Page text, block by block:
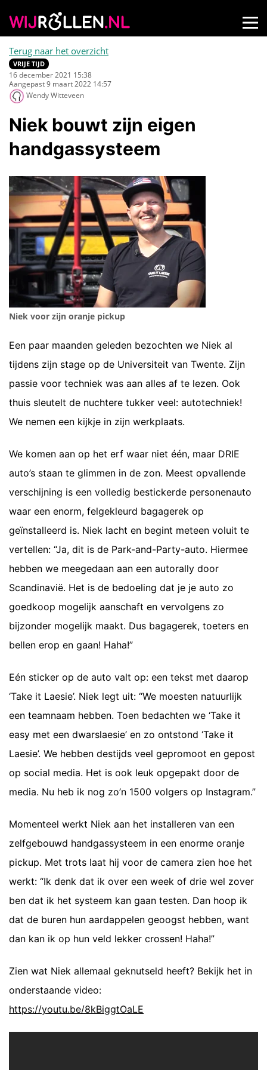
Terug naar het overzicht
VRIJE TIJD
16 december 2021 15:38
Aangepast 9 maart 2022 14:57
Wendy Witteveen
Niek bouwt zijn eigen
handgassysteem
Niek voor zijn oranje pickup
Een paar maanden geleden bezochten we Niek al
tijdens zijn stage op de Universiteit van Twente. Zijn
passie voor techniek was aan alles af te lezen. Ook
thuis sleutelt de nuchtere tukker veel: autotechniek!
We nemen een kijkje in zijn werkplaats.
We komen aan op het erf waar niet één, maar DRIE
auto’s staan te glimmen in de zon. Meest opvallende
verschijning is een volledig bestickerde personenauto
waar een enorm, felgekleurd bagagerek op
geïnstalleerd is. Niek lacht en begint meteen voluit te
vertellen: “Ja, dit is de Park-and-Party-auto. Hiermee
hebben we meegedaan aan een autorally door
Scandinavië. Het is de bedoeling dat je je auto zo
goedkoop mogelijk aanschaft en vervolgens zo
bijzonder mogelijk maakt. Dus bagagerek, toeters en
bellen erop en gaan! Haha!”
Eén sticker op de auto valt op: een tekst met daarop
‘Take it Laesie’. Niek legt uit: “We moesten natuurlijk
een teamnaam hebben. Toen bedachten we ‘Take it
easy met een dwarslaesie’ en zo ontstond ‘Take it
Laesie’. We hebben destijds veel gepromoot en gepost
op social media. Het is ook leuk opgepakt door de
media. Nu heb ik nog zo’n 1500 volgers op Instagram.”
Momenteel werkt Niek aan het installeren van een
zelfgebouwd handgassysteem in een enorme oranje
pickup. Met trots laat hij voor de camera zien hoe het
werkt: “Ik denk dat ik over een week of drie wel zover
ben dat ik het systeem kan gaan testen. Dan hoop ik
dat de buren hun aardappelen geoogst hebben, want
dan kan ik op hun veld lekker crossen! Haha!”
Zien wat Niek allemaal geknutseld heeft? Bekijk het in
onderstaande video:
https://youtu.be/8kBiggtOaLE